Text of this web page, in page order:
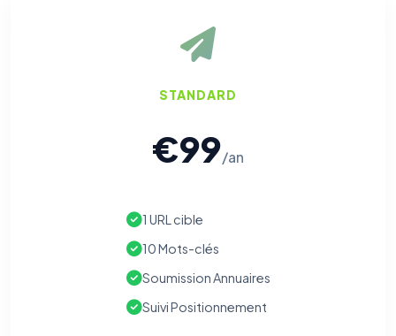
STANDARD
€99/an
1 URL cible
10 Mots-clés
Soumission Annuaires
Suivi Positionnement